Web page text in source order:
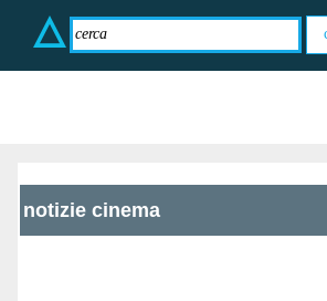
notizie cinema